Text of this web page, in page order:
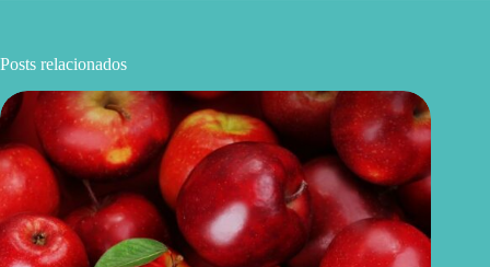
Posts relacionados